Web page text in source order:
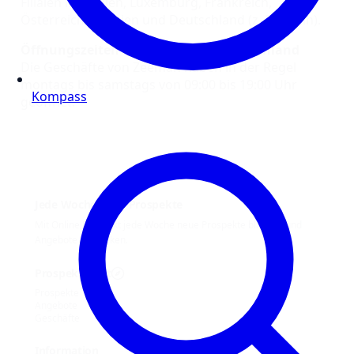
Österreich, Spanien und Deutschland (z. B. Berlin).
Öffnungszeiten von Zeeman in Deutschland
Die Geschäfte von Zeeman haben in der Regel
montags bis samstags von 09:00 bis 19:00 Uhr
geöffnet.
Jede Woche neue Prospekte
Mit Online Prospekt jede Woche neue Prospekte blättern und
Angebote entdecken.
Prospekt-Welt
Kompass